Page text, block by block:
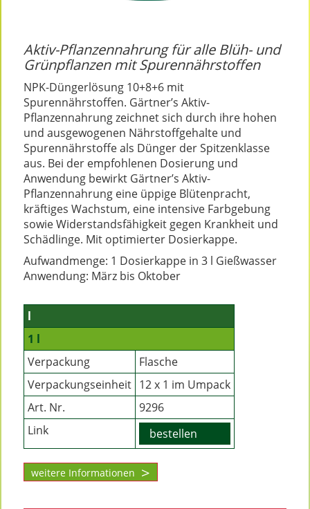
Aktiv-Pflanzennahrung für alle Blüh- und
Grünpflanzen mit Spurennährstoffen
NPK-Düngerlösung 10+8+6 mit
Spurennährstoffen. Gärtner’s Aktiv-
Pflanzennahrung zeichnet sich durch ihre hohen
und ausgewogenen Nährstoffgehalte und
Spurennährstoffe als Dünger der Spitzenklasse
aus. Bei der empfohlenen Dosierung und
Anwendung bewirkt Gärtner’s Aktiv-
Pflanzennahrung eine üppige Blütenpracht,
kräftiges Wachstum, eine intensive Farbgebung
sowie Widerstandsfähigkeit gegen Krankheit und
Schädlinge. Mit optimierter Dosierkappe.
Aufwandmenge: 1 Dosierkappe in 3 l Gießwasser
Anwendung: März bis Oktober
l
1 l
Verpackung
Flasche
Verpackungseinheit 12 x 1 im Umpack
Art. Nr.
9296
Link
bestellen
weitere Informationen